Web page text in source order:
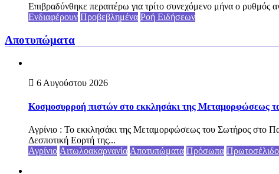
Επιβραδύνθηκε περαιτέρω για τρίτο συνεχόμενο μήνα ο
Ενδιαφέρουν Προβεβλημένα Ροή Ειδήσεων
Αποτυπώματα
6 Αυγούστου 2026
Κοσμοσυρροή πιστών στο εκκλησάκι της Μεταμορφώσεως
Αγρίνιο : Το εκκλησάκι της Μεταμορφώσεως του Σωτήρος στο
Δεσποτική Εορτή της...
Αγρίνιο Αιτωλοακαρνανία Αποτυπώματα Πρόσωπα Πρωτοσέλιδο